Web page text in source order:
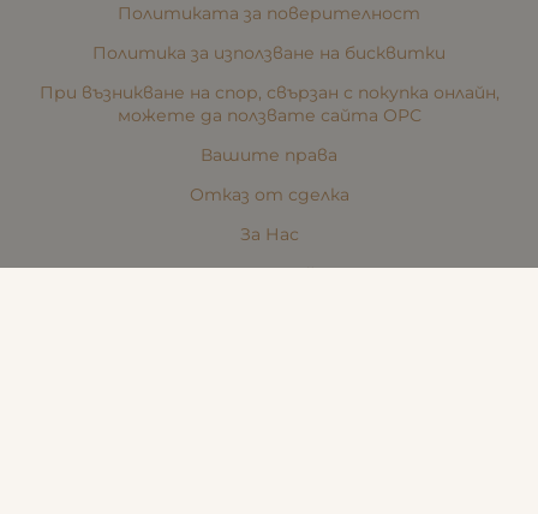
Политиката за поверителност
Политика за използване на бисквитки
При възникване на спор, свързан с покупка онлайн,
можете да ползвате сайта ОРС
Вашите права
Отказ от сделка
За Нас
Карта на сайта